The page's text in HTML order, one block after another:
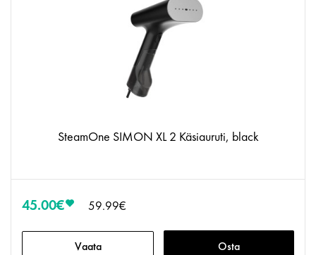
SteamOne SIMON XL 2 Käsiauruti, black
45.00€ 59.99€
Vaata Osta